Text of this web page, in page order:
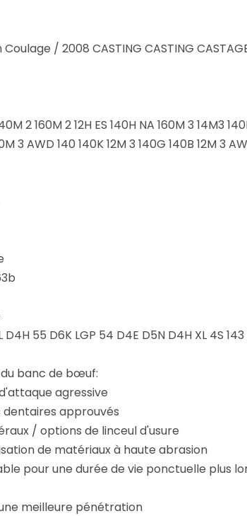
/ 2008 CASTING CASTING
2 160M 2 12H ES 140H NA 160M 3 14M3
3 AWD 140 140K 12M 3 140G 140B 12M 3
55 D6K LGP 54 D4E D5N D4H XL 4S
banc de bœuf:
agressive
dentaires approuvés
/ options de linceul d'usure
de matériaux à haute abrasion
pour une durée de vie ponctuelle plus
meilleure pénétration